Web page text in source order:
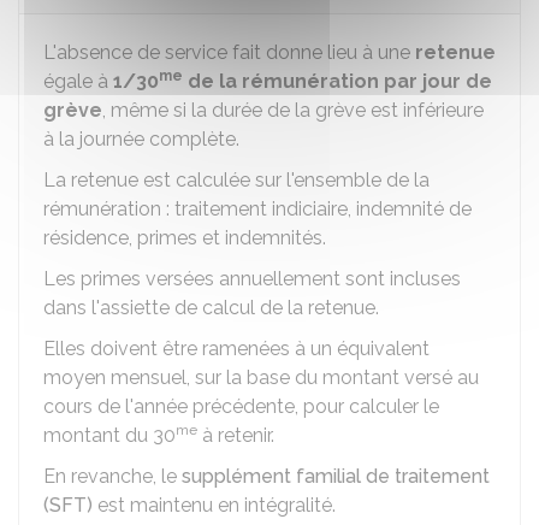
L'absence de service fait donne lieu à une retenue
égale à 1/30me de la rémunération par jour de
grève, même si la durée de la grève est inférieure
à la journée complète.
La retenue est calculée sur l'ensemble de la
rémunération : traitement indiciaire, indemnité de
résidence, primes et indemnités.
Les primes versées annuellement sont incluses
dans l'assiette de calcul de la retenue.
Elles doivent être ramenées à un équivalent
moyen mensuel, sur la base du montant versé au
cours de l'année précédente, pour calculer le
montant du 30me à retenir.
En revanche, le supplément familial de traitement
(SFT) est maintenu en intégralité.